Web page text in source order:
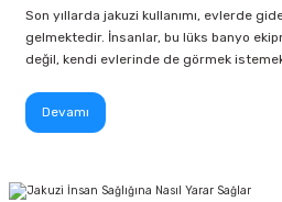
Son yıllarda jakuzi kullanımı, evlerde
gelmektedir. İnsanlar, bu lüks banyo
değil, kendi evlerinde de görmek
Devamı